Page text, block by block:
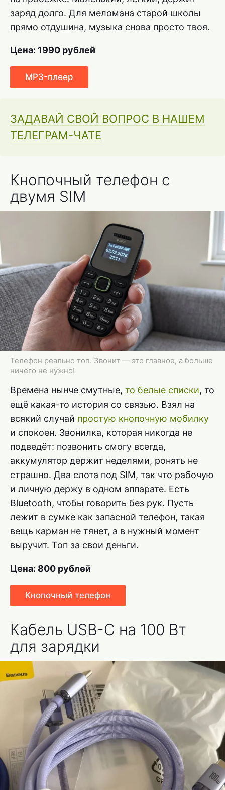
заряд долго. Для меломана старой школы
прямо отдушина, музыка снова просто твоя.
Цена: 1990 рублей
MP3-плеер
ЗАДАВАЙ СВОЙ ВОПРОС В НАШЕМ
ТЕЛЕГРАМ-ЧАТЕ
Кнопочный телефон с
двумя SIM
Телефон реально топ. Звонит — это главное, а больше
ничего не нужно!
Времена нынче смутные, то белые списки, то
ещё какая-то история со связью. Взял на
всякий случай простую кнопочную мобилку
и спокоен. Звонилка, которая никогда не
подведёт: позвонить смогу всегда,
аккумулятор держит неделями, ронять не
страшно. Два слота под SIM, так что рабочую
и личную держу в одном аппарате. Есть
Bluetooth, чтобы говорить без рук. Пусть
лежит в сумке как запасной телефон, такая
вещь карман не тянет, а в нужный момент
выручит. Топ за свои деньги.
Цена: 800 рублей
Кнопочный телефон
Кабель USB-C на 100 Вт
для зарядки